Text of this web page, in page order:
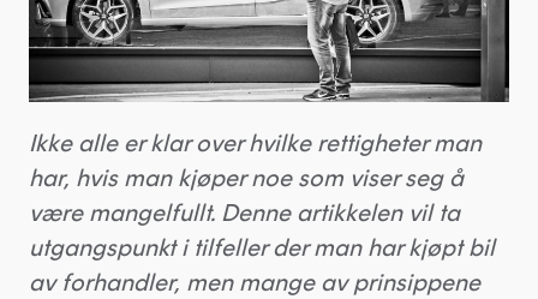
Ikke alle er klar over hvilke rettigheter man
har, hvis man kjøper noe som viser seg å
være mangelfullt. Denne artikkelen vil ta
utgangspunkt i tilfeller der man har kjøpt bil
av forhandler, men mange av prinsippene